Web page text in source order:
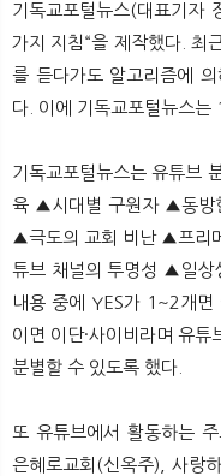
기독교포털뉴스(대표기자
가지 지침“을 제작했다. 최
를 듣다가도 알고리즘에
다. 이에 기독교포털뉴스는
기독교포털뉴스는 유튜브
육 ▲시대별 구원자 ▲동방
▲극도의 교회 비난 ▲프리
튜브 채널의 투명성 ▲일상
내용 중에 YES가 1~2개
이면 이단·사이비라며 유튜
분별할 수 있도록 했다.
또 유튜브에서 활동하는
은혜로교회(신옥주), 사랑